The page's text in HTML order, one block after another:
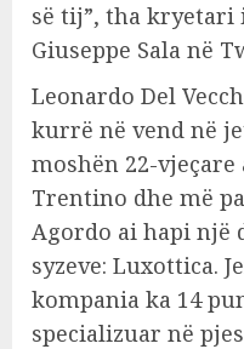
së tij”, tha kryetari
Giuseppe Sala në
Leonardo Del
kurrë në vend në
moshën 22-
Trentino dhe më
Agordo ai hapi një
syzeve: Luxottica.
kompania ka 14
specializuar në